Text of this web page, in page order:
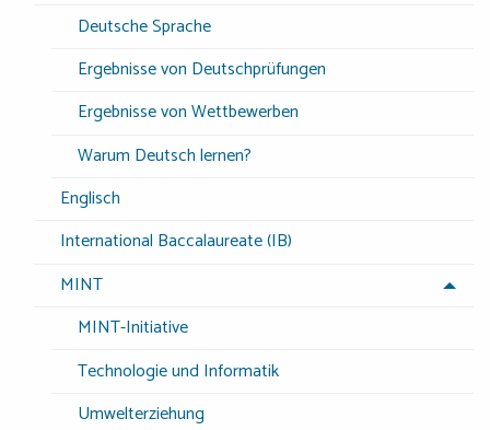
Deutsche Sprache
Ergebnisse von Deutschprüfungen
Ergebnisse von Wettbewerben
Warum Deutsch lernen?
Englisch
International Baccalaureate (IB)
MINT
MINT-Initiative
Technologie und Informatik
Umwelterziehung